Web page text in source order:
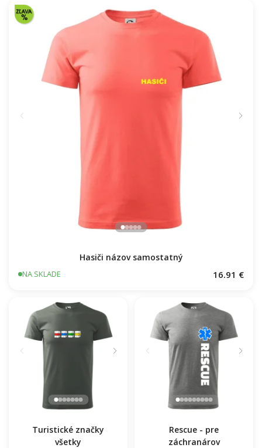
Hasiči názov samostatný
NA SKLADE 16.91 €
Turistické značky
všetky
Rescue - pre
záchranárov